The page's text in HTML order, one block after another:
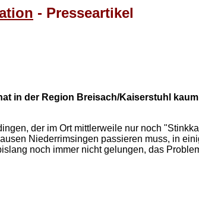
- Presseartikel
in der Region Breisach/Kaiserstuhl
der im Ort mittlerweile nur noch
Niederrimsingen passieren muss, in
noch immer nicht gelungen, das